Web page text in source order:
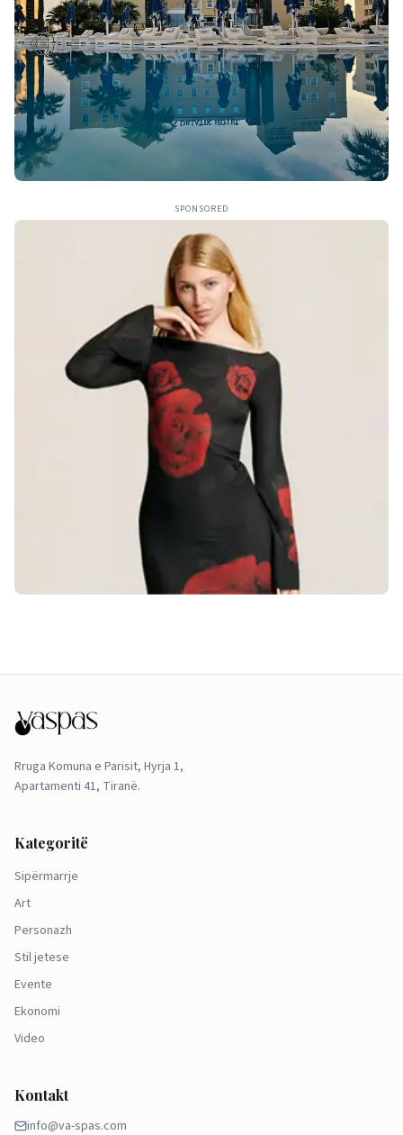
SPONSORED
Rruga Komuna e Parisit, Hyrja 1,
Apartamenti 41, Tiranë.
Kategoritë
Sipërmarrje
Art
Personazh
Stil jetese
Evente
Ekonomi
Video
Kontakt
info@va-spas.com